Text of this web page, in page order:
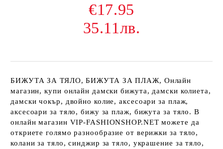
€17.95
35.11лв.
БИЖУТА ЗА ТЯЛО, БИЖУТА ЗА ПЛАЖ, Онлайн
магазин, купи онлайн дамски бижута, дамски колиета,
дамски чокър, двойно колие, аксесоари за плаж,
аксесоари за тяло, бижу за плаж, бижута за тяло. В
онлайн магазин VIP-FASHIONSHOP.NET можете да
откриете голямо разнообразие от верижки за тяло,
колани за тяло, синджир за тяло, украшение за тяло,